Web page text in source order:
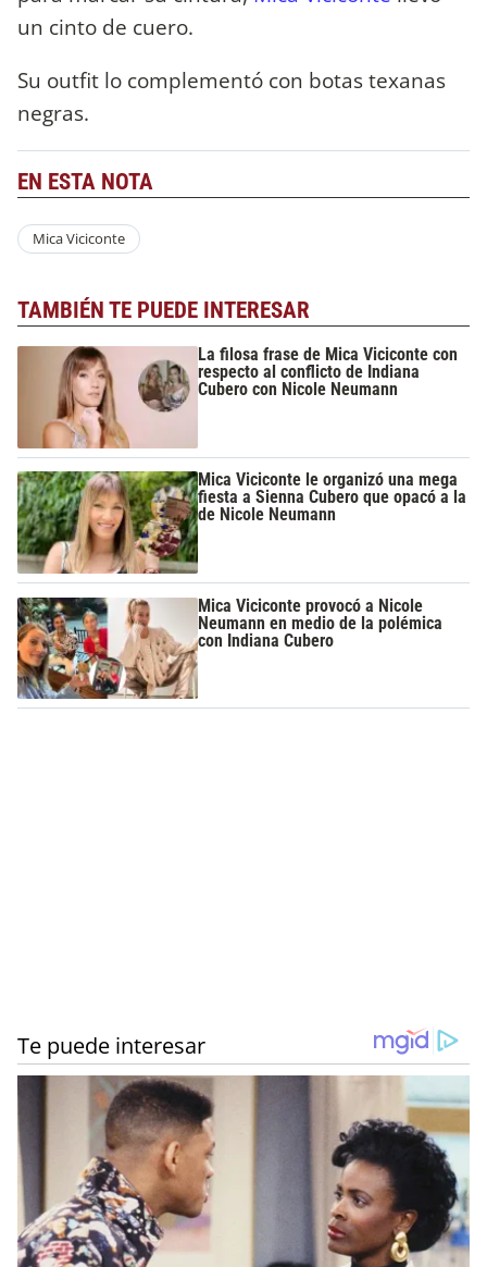
un cinto de cuero.
Su outfit lo complementó con botas texanas
negras.
EN ESTA NOTA
Mica Viciconte
TAMBIÉN TE PUEDE INTERESAR
La filosa frase de Mica Viciconte con
respecto al conflicto de Indiana
Cubero con Nicole Neumann
Mica Viciconte le organizó una mega
fiesta a Sienna Cubero que opacó a la
de Nicole Neumann
Mica Viciconte provocó a Nicole
Neumann en medio de la polémica
con Indiana Cubero